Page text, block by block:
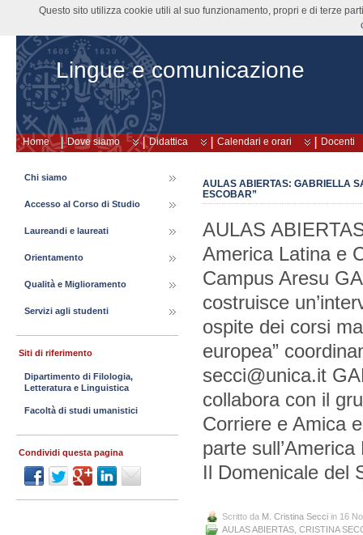
Lingue e comunicazione
Home Dove siamo Didattica Calendari e orari Docenti
AULAS ABIERTAS: GABRIELLA
ESCOBAR”
AULAS
America Latina e
Campus Aresu
costruisce
ospite dei corsi
europea”
secci@unica.it
collabora con il
Corriere e Amica
parte
Il Domenicale del
Scritto da M. Cristina Secci in 16
AULAS ABIERTAS CRISTINA
Chi siamo
Accesso al Corso di Studio
Laureandi e laureati
Orientamento
Qualità e Miglioramento
Servizi agli studenti
Siti di riferimento
Dipartimento di Filologia,
Letteratura e Linguistica
Facoltà di studi umanistici
Condividi questa pagina
Questo sito utilizza cookie utili al suo funzionamento, propri e di terze